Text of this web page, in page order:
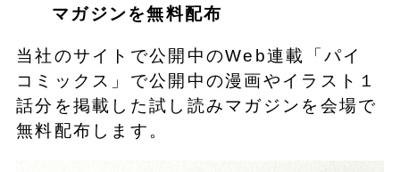
マガジンを無料配布
当社のサイトで公開中のWeb連載「パイ
コミックス」で公開中の漫画やイラスト１
話分を掲載した試し読みマガジンを会場で
無料配布します。